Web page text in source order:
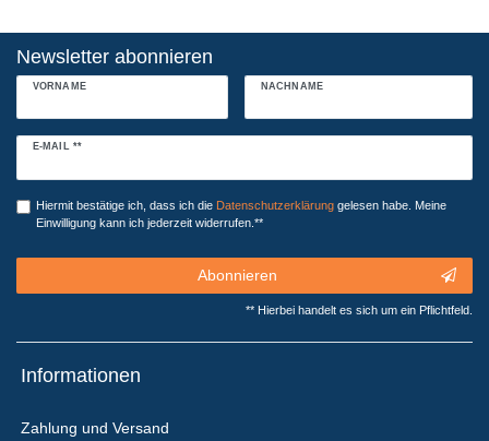
Newsletter abonnieren
VORNAME NACHNAME
E-MAIL **
Newsletter
Hiermit bestätige ich, dass ich die Daten­schutz­erklärunggelesen habe. Meine
Einwilligung kann ich jederzeit widerrufen.**
Abonnieren
** Hierbei handelt es sich um ein Pflichtfeld.
Informationen
Zahlung und Versand